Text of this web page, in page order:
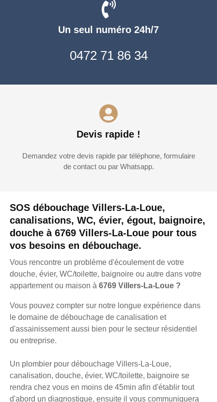
SOS débouchage Villers-La-Loue,
canalisations, WC, évier, égout, baignoire,
douche à 6769 Villers-La-Loue pour tous
vos besoins en débouchage.
Vous rencontre un problème d'écoulement de votre
douche, évier, WC/toilette, baignoire ou autre dans votre
appartement ou maison à 6769 Villers-La-Loue ?
Vous pouvez compter sur notre longue expérience dans
le domaine de débouchage de canalisation et
d'assainissement aussi bien pour le secteur résidentiel
ou entreprise.
Un plombier pour débouchage Villers-La-Loue,
canalisation, douche, évier, WC/toilette, baignoire se
rendra chez vous en moins de 45min afin d'établir tout
d'abord un diagnostique, ensuite il vous communiquera
Un seul numéro 24h/7
0472 71 86 34
Devis rapide !
Demandez votre devis rapide par téléphone, formulaire
de contact ou par Whatsapp.